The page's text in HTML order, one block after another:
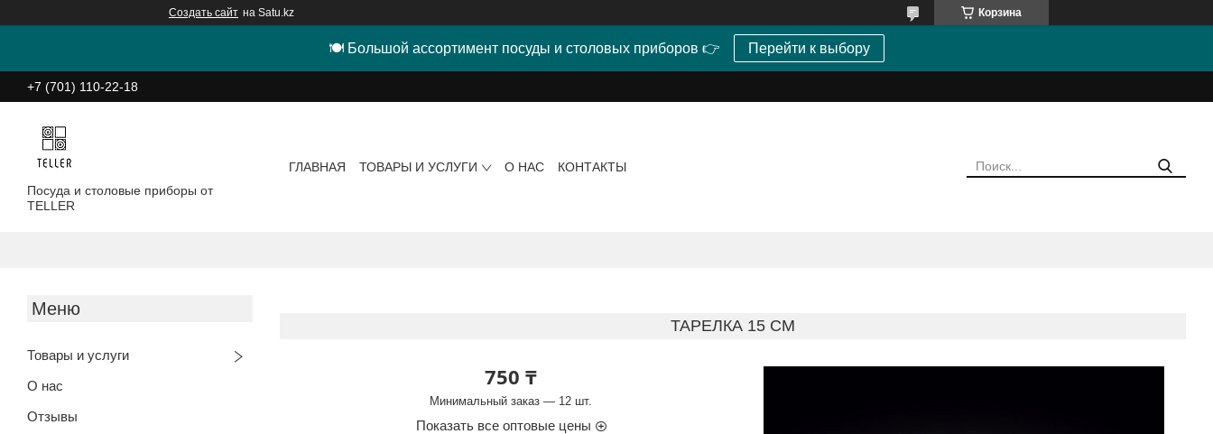
Создать сайт на Satu.kz Корзина
🍽 Большой ассортимент посуды и столовых приборов 👉 Перейти к выбору
+7 (701) 110-22-18
Посуда и столовые приборы от
TELLER
ГЛАВНАЯ ТОВАРЫ И УСЛУГИ О НАС КОНТАКТЫ
Товары и услуги
О нас
Отзывы
ТАРЕЛКА 15 CM
750 ₸
Минимальный заказ — 12 шт.
Показать все оптовые цены